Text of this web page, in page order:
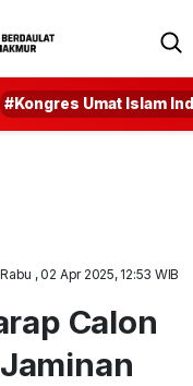
#Kongres Umat Islam
Rabu , 02 Apr 2025, 12:53 WIB
Calon